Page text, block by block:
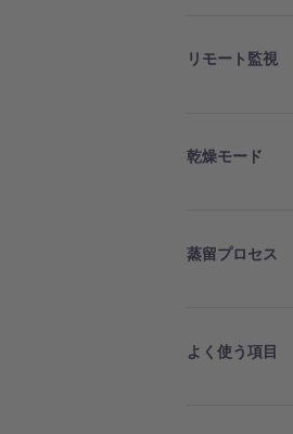
リモート監視
乾燥モード
蒸留プロセス
よく使う項目